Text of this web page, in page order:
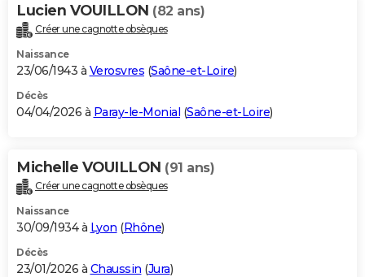
Bricolage
Lifestyle
Culture
Sport
Auto
Television
Voyage
Cinema
Lucien VOUILLON (82 ans)
Créer une cagnotte obsèques
Naissance
23/06/1943 à Verosvres (Saône-et-Loire)
Décès
04/04/2026 à Paray-le-Monial (Saône-et-Loire)
Michelle VOUILLON (91 ans)
Créer une cagnotte obsèques
Naissance
30/09/1934 à Lyon (Rhône)
Décès
23/01/2026 à Chaussin (Jura)